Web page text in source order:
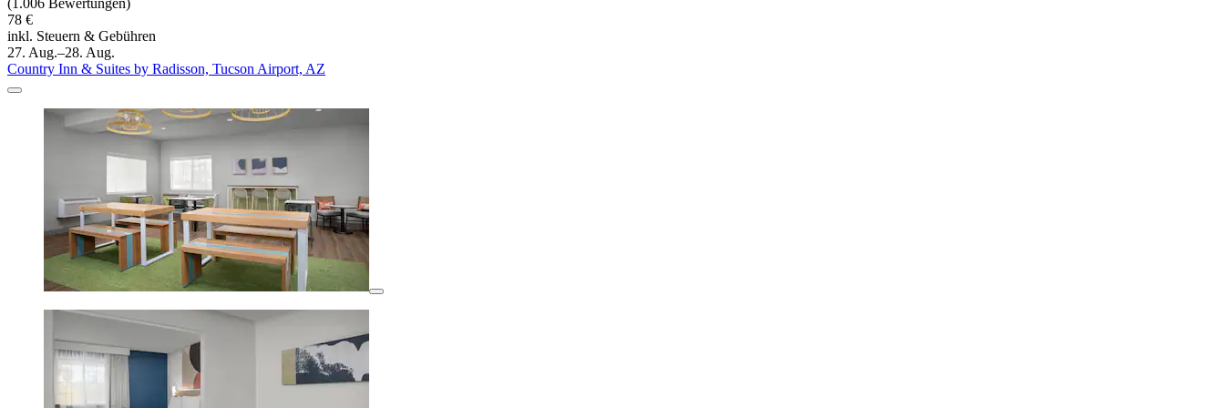
(1.006 Bewertungen)
78 €
inkl. Steuern & Gebühren
27. Aug.–28. Aug.
Country Inn & Suites by Radisson, Tucson Airport, AZ